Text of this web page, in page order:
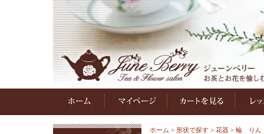
ホーム > 形状で探す > 花器 > 輪 りん